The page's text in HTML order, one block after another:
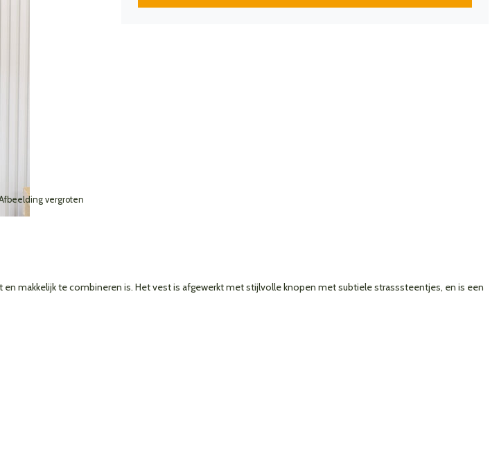
vergroten
makkelijk te combineren is. Het vest is afgewerkt met stijlvolle knopen met subtiele strasssteentjes, en is een